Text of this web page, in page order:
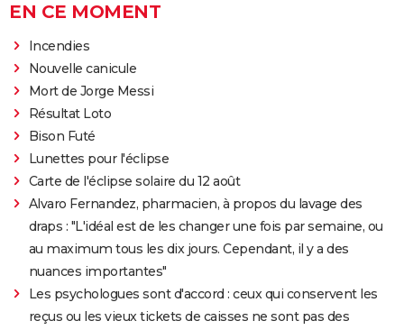
EN CE MOMENT
Incendies
Nouvelle canicule
Mort de Jorge Messi
Résultat Loto
Bison Futé
Lunettes pour l'éclipse
Carte de l'éclipse solaire du 12 août
Alvaro Fernandez, pharmacien, à propos du lavage des
draps : "L'idéal est de les changer une fois par semaine, ou
au maximum tous les dix jours. Cependant, il y a des
nuances importantes"
Les psychologues sont d'accord : ceux qui conservent les
reçus ou les vieux tickets de caisses ne sont pas des